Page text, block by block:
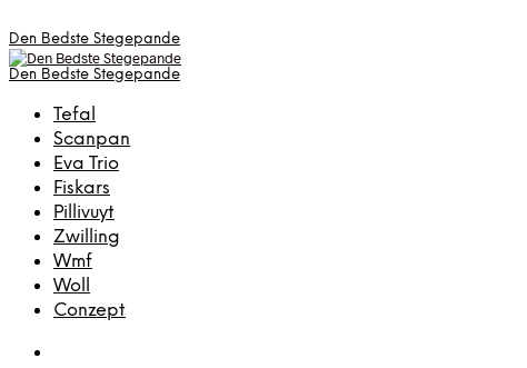
Den Bedste Stegepande
Den Bedste Stegepande
Tefal
Scanpan
Eva Trio
Fiskars
Pillivuyt
Zwilling
Wmf
Woll
Conzept